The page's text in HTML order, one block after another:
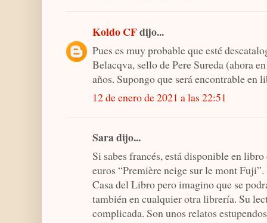
Koldo CFdijo...
Pues es muy probable que esté
Belacqva, sello de Pere Sureda (ahora
años. Supongo que será encontrable en
12 de enero de 2021 a las 22:51
Sara dijo...
Si sabes francés, está disponible en
euros “Première neige sur le mont
Casa del Libro pero imagino que se
también en cualquier otra librería. Su
complicada. Son unos relatos